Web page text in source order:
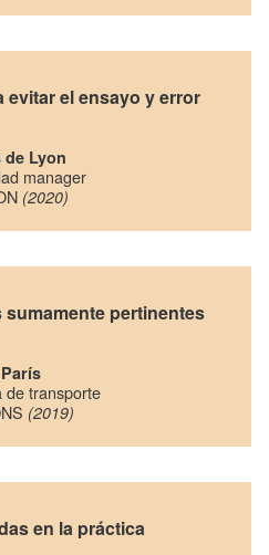
evitar el ensayo y error
Lyon
manager
(2020)
pertinentes
de transporte
(2019)
en la práctica